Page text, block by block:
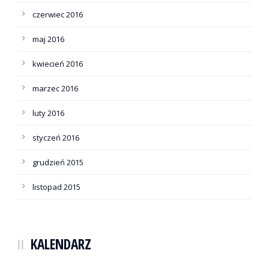
czerwiec 2016
maj 2016
kwiecień 2016
marzec 2016
luty 2016
styczeń 2016
grudzień 2015
listopad 2015
KALENDARZ